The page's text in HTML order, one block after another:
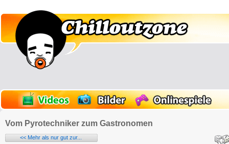
Vom Pyrotechniker zum Gastronomen
<< Mehr als nur gut zur...